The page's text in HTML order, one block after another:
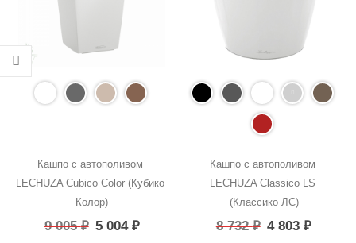
Кашпо с автополивом
LECHUZA Cubico Color (Кубико
Колор)
9 005₽ 5 004₽
Кашпо с автополивом
LECHUZA Classico LS
(Классико ЛС)
8 732₽ 4 803₽